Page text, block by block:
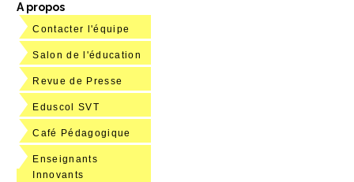
A propos
Contacter l'équipe
Salon de l'éducation
Revue de Presse
Eduscol SVT
Café Pédagogique
Enseignants
Innovants